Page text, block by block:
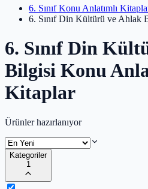
6. Sınıf Konu Anlatımlı
6. Sınıf Din Kültürü ve Ahlak
6. Sınıf Din
Bilgisi Konu
Kitaplar
Ürünler hazırlanıyor
Kategoriler
1